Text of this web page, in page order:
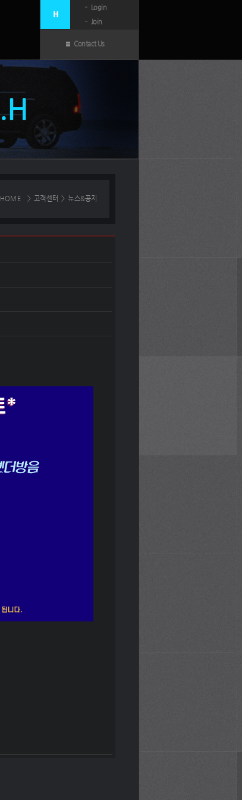
Login
Join
Contact Us
HOME > 고객센터 > 뉴스&공지